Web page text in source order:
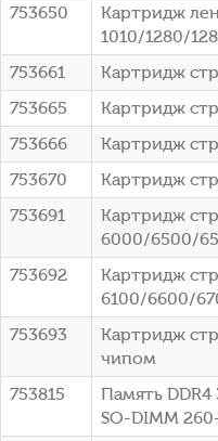
753650
Картридж
1010/1280/
753661
Картридж
753665
Картридж
753666
Картридж
753670
Картридж
753691
Картридж
6000/6500/
753692
Картридж
6100/6600/
753693
Картридж
чипом
753815
Память DDR4
SO-DIMM